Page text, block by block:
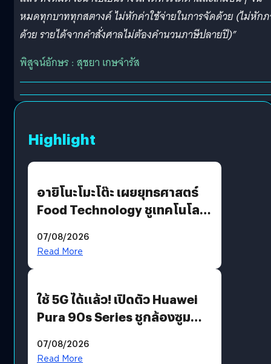
หมดทุกบาททุกสตางค์ ไม่หักค่าใช้จ่ายในการจัดด้วย (ไม่หัก
ด้วย รายได้จากคำสั่งศาลไม่ต้องคำนวนภาษีปลายปี)”
พิสูจน์อักษร : สุชยา เกษจำรัส
Highlight
อายิโนะโมะโต๊ะ เผยยุทธศาสตร์
Food Technology ชูเทคโนโลยี
บริโภคและ B2B
07/08/2026
Read More
ใช้ 5G ได้แล้ว! เปิดตัว Huawei
Pura 90s Series ชูกล้องซูม
07/08/2026
Read More